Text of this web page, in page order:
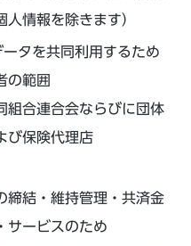
情報を除きます）
タを共同利用するため
の範囲
組合連合会ならびに団体
び保険代理店
締結・維持管理・共済金
サービスのため